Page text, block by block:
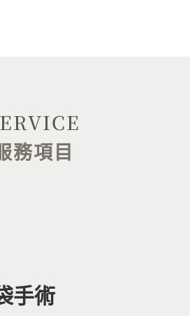
務項目
手術